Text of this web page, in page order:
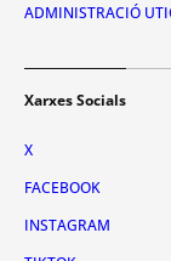
ADMINISTRACIÓ
Xarxes Socials
X
FACEBOOK
INSTAGRAM